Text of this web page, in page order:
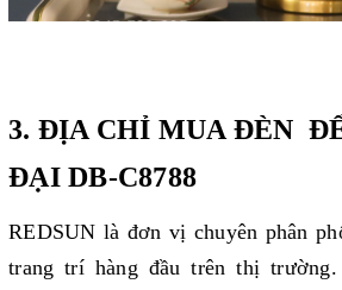
3. ĐỊA CHỈ MUA ĐÈN
ĐẠI DB-C8788
REDSUN là đơn vị chuyên phân
trang trí hàng đầu trên thị